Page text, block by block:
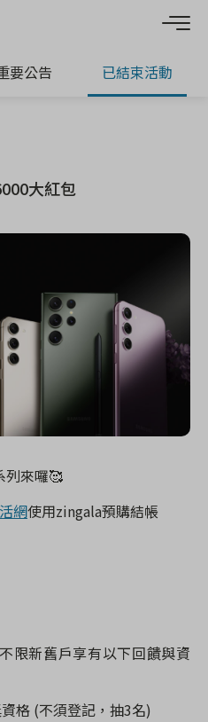
要公告 已結束活動
大紅包
列來囉🥰
網使用zingala預購結帳
限新舊戶享有以下回饋與資
格 (不須登記，抽3名)